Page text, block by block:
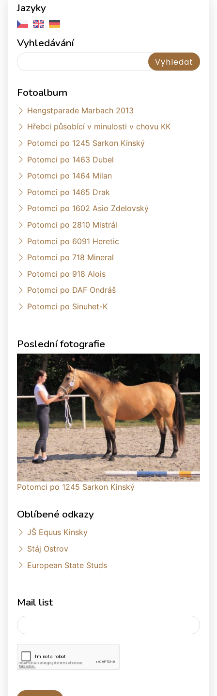
Jazyky
Vyhledávání
Fotoalbum
Hengstparade Marbach 2013
Hřebci působící v minulosti v chovu KK
Potomci po 1245 Sarkon Kinský
Potomci po 1463 Dubel
Potomci po 1464 Milan
Potomci po 1465 Drak
Potomci po 1602 Asio Zdelovský
Potomci po 2810 Mistrál
Potomci po 6091 Heretic
Potomci po 718 Mineral
Potomci po 918 Alois
Potomci po DAF Ondráš
Potomci po Sinuhet-K
Poslední fotografie
Potomci po 1245 Sarkon Kinský
Oblíbené odkazy
JŠ Equus Kinsky
Stáj Ostrov
European State Studs
Mail list